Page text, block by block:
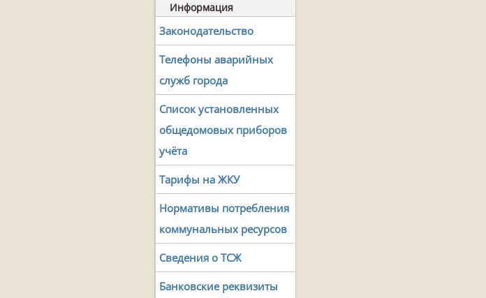
Информация
Законодательство
Телефоны аварийных
служб города
Список установленных
общедомовых приборов
учёта
Тарифы на ЖКУ
Нормативы потребления
коммунальных ресурсов
Сведения о ТСЖ
Банковские реквизиты